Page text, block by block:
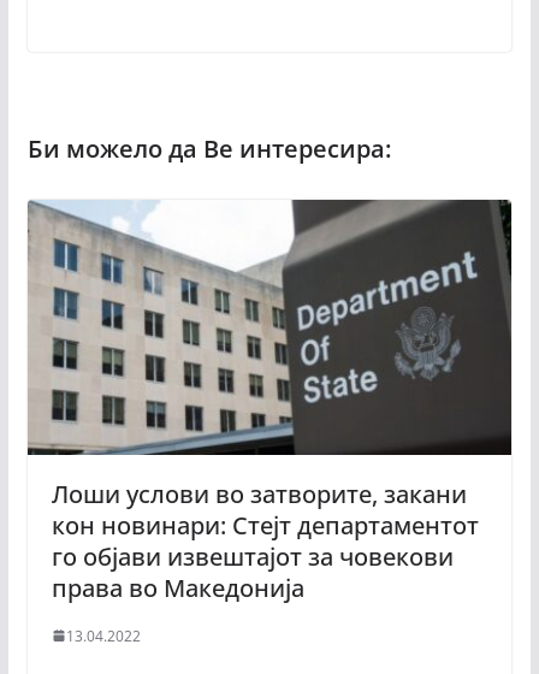
Лоши услови во затворите, закани
кон новинари: Стејт департаментот
го објави извештајот за човекови
права во Македонија
13.04.2022